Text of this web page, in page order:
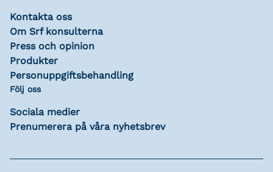
Kontakta oss
Om Srf konsulterna
Press och opinion
Produkter
Personuppgiftsbehandling
Följ oss
Sociala medier
Prenumerera på våra nyhetsbrev